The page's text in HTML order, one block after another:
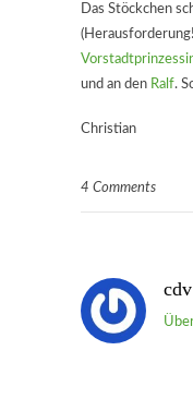
Das Stöckchen
und an den Ralf.
Christian
4 Comments
cdv